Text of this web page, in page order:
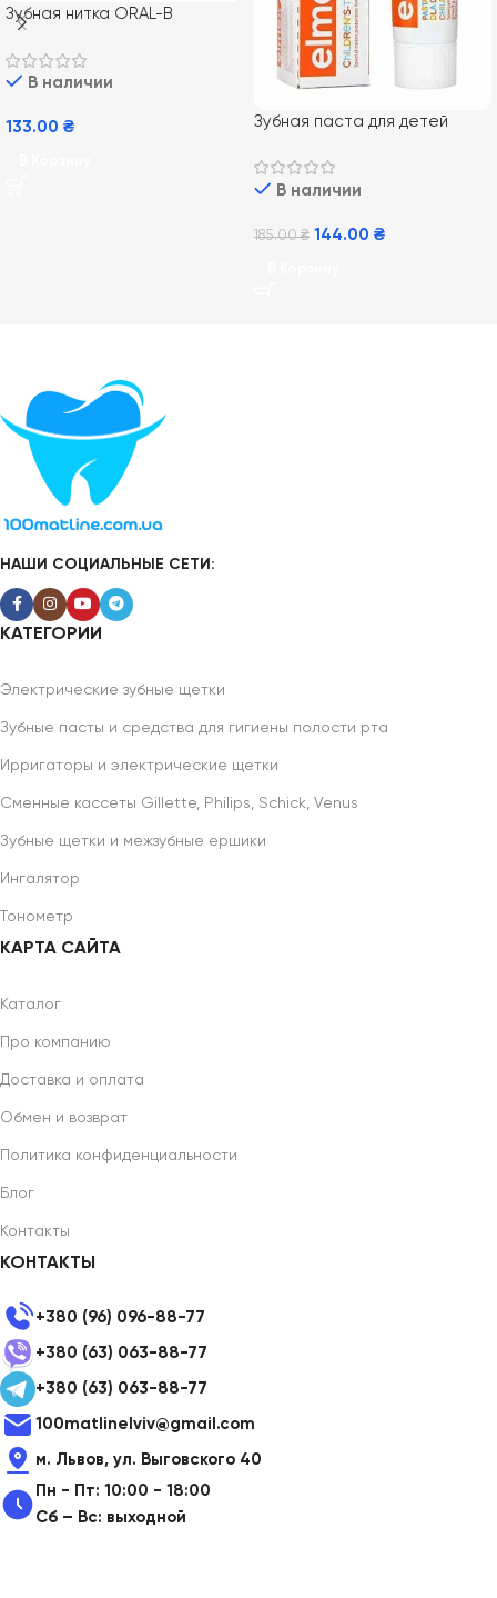
Зубная нитка ORAL-B
В наличии
133.00 ₴
Зубная паста для детей
В наличии
185.00₴ 144.00 ₴
НАШИ СОЦИАЛЬНЫЕ СЕТИ:
КАТЕГОРИИ
Электрические зубные щетки
Зубные пасты и средства для гигиены полости рта
Ирригаторы и электрические щетки
Сменные кассеты Gillette, Philips, Schick, Venus
Зубные щетки и межзубные ершики
Ингалятор
Тонометр
КАРТА САЙТА
Каталог
Про компанию
Доставка и оплата
Обмен и возврат
Политика конфиденциальности
Блог
Контакты
КОНТАКТЫ
+380 (96) 096-88-77
+380 (63) 063-88-77
+380 (63) 063-88-77
100matlinelviv@gmail.com
м. Львов, ул. Выговского 40
Пн - Пт: 10:00 - 18:00
Сб – Вс: выходной